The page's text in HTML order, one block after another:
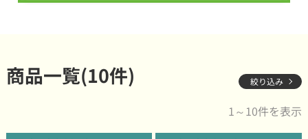
商品一覧(10件) 絞り込み
1～10件を表示